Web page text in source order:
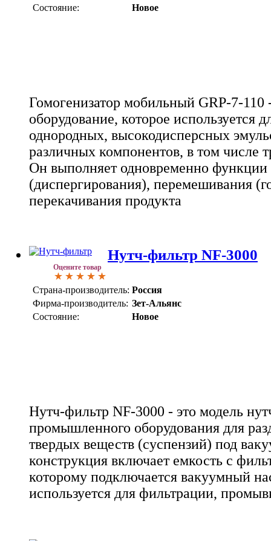
Состояние:
Новое
Гомогенизатор мобильный GRP-7-110
оборудование, которое используется
однородных, высокодисперсных
различных компонентов, в том числе
Он выполняет одновременно функции
(диспергирования), перемешивания
перекачивания продукта
Оцените товар
Нутч-фильтр NF-3000
Страна-производитель: Россия
Фирма-производитель: Зет-Альянс
Состояние:
Новое
Нутч-фильтр NF-3000 - это модель
промышленного оборудования для
твердых веществ (суспензий) под
конструкция включает емкость с
которому подключается вакуумный
используется для фильтрации,